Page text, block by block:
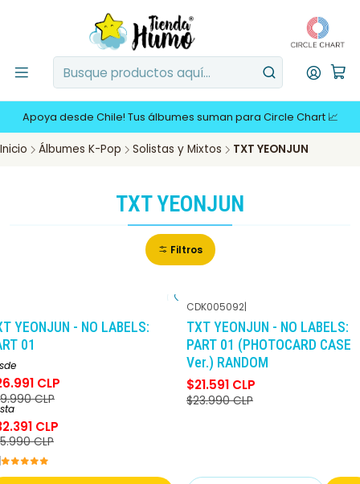
Apoya desde Chile! Tus álbumes suman para Circle Chart 📈
Inicio Álbumes K-Pop Solistas y Mixtos TXT YEONJUN
TXT YEONJUN
Filtros
YEONJUN - NO LABELS:
01
CLP
CLP
CLP
CLP
-10%DCTO
CDK005092|
TXT YEONJUN - NO LABELS:
PART 01 (PHOTOCARD CASE
Ver.) RANDOM
$21.591 CLP
$23.990 CLP